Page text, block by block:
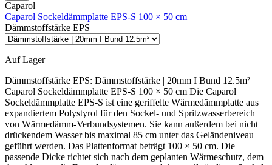
Caparol
Caparol Sockeldämmplatte EPS-S 100 × 50 cm
Dämmstoffstärke EPS
Auf Lager
Dämmstoffstärke EPS: Dämmstoffstärke | 20mm I Bund 12.5m²
Caparol Sockeldämmplatte EPS-S 100 × 50 cm Die Caparol Sockeldämmplatte EPS-S ist eine geriffelte Wärmedämmplatte aus expandiertem Polystyrol für den Sockel- und Spritzwasserbereich von Wärmedämm-Verbundsystemen. Sie kann außerdem bei nicht drückendem Wasser bis maximal 85 cm unter das Geländeniveau geführt werden. Das Plattenformat beträgt 100 × 50 cm. Die passende Dicke richtet sich nach dem geplanten Wärmeschutz, dem Anschluss an die Fassadendämmung und dem vollständigen Sockel- beziehungsweise Abdichtungsaufbau. Aufbau und Eigenschaften Geriffelte Dämmplatte aus expandiertem Polystyrol Produktart EPS-S Plattenformat 100 × 50 cm Wärmeleitfähigkeit λD 0,035 W/(mK) Diffusionsfähig und formaldehydfrei Euroklasse E nach ÖNORM EN 13501-1 Geeignet für Sockelbereiche von Caparol WDVS Spritzwasserbeanspruchte Fassadenbereiche Mineralische, tragfähige Untergründe Feste mineralische Altputze und Altbeschichtungen Einbindung bis 85 cm unter Niveau Bereiche ohne drückendes Wasser Nicht dafür vorgesehen Beliebige Einbautiefen unter Gelände Bereiche mit drückendem Wasser Nicht tragfähige oder feuchte Untergründe Verlegung ohne abgestimmte Sockelabdichtung Fugen über 5 mm zwischen den Platten Kontakt mit aromatischen Lösemitteln Unter Niveau nur innerhalb der festgelegten Einsatzgrenze: Die Sockeldämmplatte darf bei nicht drückendem Wasser bis maximal 85 cm unter das Geländeniveau geführt werden. Für tiefer liegende Perimeterbereiche oder abweichende Wasserbeanspruchungen muss der vollständige Dämm- und Abdichtungsaufbau gesondert geprüft werden. Was macht die Sockeldämmplatte EPS-S besonders? Für beanspruchte Sockelbereiche Die Platte ist auf den Übergangsbereich zwischen Fassade, Spritzwasserzone und angrenzendem Erdreich abgestimmt. Geriffelte Oberfläche Die strukturierte Oberfläche unterstützt die Verbindung mit systemzugehörigen Klebe- und Armierungsmassen. Hohe mechanische Kennwerte Die Platte erreicht mindestens 150 kPa Zugfestigkeit senkrecht zur Plattenebene und mindestens 120 kPa Druckspannung bei 10 % Stauchung. Passt die Sockeldämmplatte zu deinem Projekt? Das Produkt passt, wenn … ein Caparol WDVS im Sockelbereich gedämmt wird eine geriffelte EPS-S-Dämmplatte benötigt wird der Untergrund mineralisch und tragfähig ist die Sockelabdichtung fachgerecht geplant ist keine Beanspruchung durch drückendes Wasser besteht eine Dicke zwischen 2 und 22 cm benötigt wird Zuerst genauer prüfen, wenn … die Wasserbeanspruchung nicht eindeutig bekannt ist die Dämmung tiefer als 85 cm unter Niveau geführt wird bituminöse oder andere Abdichtungen vorhanden sind der Untergrund absandet oder Hohlstellen aufweist der Anschluss an eine Perimeterdämmung ungeklärt ist ein systemfremder Kleber eingesetzt werden soll Lieferumfang je Dämmstoffdicke Jede Platte ist 100 × 50 cm groß und besitzt damit eine Fläche von 0,5 m². Der Packungsinhalt verändert sich abhängig von der gewählten Dämmstoffdicke. 2 bis 6 cm 2 cm: 12,5 m² je Packung 3 cm: 8,0 m² je Packung 4 cm: 6,0 m² je Packung 5 cm: 5,0 m² je Packung 6 cm: 4,0 m² je Packung 8 bis 14 cm 8 cm: 3,0 m² je Packung 10 cm: 2,5 m² je Packung 12 cm: 2,0 m² je Packung 14 cm: 1,5 m² je Packung 16 bis 22 cm 16 cm: 1,5 m² je Packung 18 cm: 1,0 m² je Packung 20 cm: 1,0 m² je Packung 22 cm: 0,5 m² je Packung Untergrund und Verklebung vorbereiten Der Untergrund muss eben, sauber, trocken, tragfähig und frei von haftungsmindernden Stoffen sein. Lose Anstriche, schadhafte Putzbereiche, Mörtelgrate und Hohlstellen vor der Verklebung entfernen beziehungsweise fachgerecht ausbessern. Absandende oder mehlige mineralische Flächen bis zur festen Substanz reinigen und entsprechend der aktuellen Systemvorgabe grundieren. Bei Zweifeln an der Tragfähigkeit ist mit der vorgesehenen Klebemasse eine Haftzugprüfung durchzuführen. Rand-Wulst-Punkt-Methode Die systemzugehörige Klebemasse umlaufend am Plattenrand und mit drei handtellergroßen Klebepunkten in der Plattenmitte auftragen. Nach dem Andrücken müssen mindestens 40 % Klebekontaktfläche erreicht werden. Maschinelle Verklebung Bei maschinellem Kleberauftrag ebenfalls mindestens 40 % Klebekontaktfläche herstellen. Nur so viel Fläche vorlegen, wie unmittelbar danach mit Dämmplatten belegt werden kann. So werden die Dämmplatten verlegt Den Sockel-, Abdichtungs- und Anschlussaufbau vor Beginn vollständig festlegen. Die systemzugehörige Klebemasse mit mindestens 40 % Klebekontaktfläche auftragen. Die Platten pressgestoßen ansetzen, gut andrücken sowie flucht- und lotrecht ausrichten. Keine Klebemasse in die Plattenstöße bringen. Fugen unter 5 mm mit Caparol Füllschaum B1 schließen. Fugen über 5 mm nicht ausschäumen, sondern die fehlerhafte Verlegung mit passend zugeschnittenem Dämmstoff korrigieren. Vor der Armierung Plattenstöße vollflächig überschleifen und den Schleifstaub vollständig entfernen. Dübelung und weiterer Systemaufbau Über der Geländeoberkante Ab 30 cm über Gelände ist eine Verdübelung erforderlich. Das Merkblatt nennt abhängig von System und Objekt 6 bis 12 Dübel je Quadratmeter. Bündig oder versenkt Eine oberflächenbündige Dübelung ist möglich. Ab 8 cm Dämmstoffdicke kann die Platte oberhalb des Spritzwasserbereichs auch versenkt verdübelt werden. Armierung, Grundierung und Oberputz werden anschließend mit den systemzugehörigen Caparol Produkten ausgeführt. Bei pastösen Strukturputzen ist grundsätzlich Caparol Putzgrund erforderlich; ausgenommen ist die Armierung mit Caparol CarbonSpachtel. Typische Fehler vermeiden Einsatzgrenze übersehen Die Platte nicht ungeprüft tiefer als 85 cm unter Niveau oder bei drückendem Wasser einsetzen. Zu wenig Klebekontakt Nach dem Andrücken müssen mindestens 40 % der Plattenfläche mit dem tragfähigen Untergrund verbunden sein. Fehlerhafte Plattenstöße Keine Klebemasse in die Fugen bringen. Fugen über 5 mm sind nicht zulässig und müssen mit passendem Dämmstoff korrigiert werden. Verbrauch und technische Daten Bedarf Der rechnerische Plattenbedarf beträgt 1 m² Dämmplatte je 1 m² Dämmfläche. Zuschnitte, Sockelecken, Anschlüsse und Verschnitt zusätzlich berücksichtigen. Produkttyp: Sockeldämmplatte EPS-S Material: expandierter Polystyrol-Partikelschaum Plattenformat: 100 × 50 cm Dicken: 2 bis 22 cm Wärmeleitfähigkeit λD: 0,035 W/(mK) Diffusionswiderstandszahl µ: 40/100 Zugfestigkeit senkrecht: mindestens 150 kPa Druckspannung bei 10 % Stauchung: mindestens 120 kPa Während der Verarbeitung und Trocknung dürfen Untergrund- und Umgebungstemperatur nicht unter +5 °C liegen. Die Platten trocken, eben und vor Feuchtigkeit geschützt lagern und nicht über längere Zeit ungeschützt der UV-Strahlung aussetzen. Häufige Fragen Wie tief darf die Platte unter Gelände reichen? Bei nicht drückendem Wasser maximal 85 cm unter das Geländeniveau. Wie groß darf eine Fuge sein? Fugen unter 5 mm können mit Caparol Füllschaum B1 geschlossen werden. Fugen über 5 mm sind nicht zulässig. Ab wann darf versenkt gedübelt werden? Ab 8 cm Dämmstoffdicke und nur oberhalb des Spritzwasserbereichs. Verarbeitungs- und Systemhinweis: Sockeldämmplatte, Klebemasse, Abdichtung, Dübelung, Armierung und Oberputz müssen als abgestimmtes Caparol